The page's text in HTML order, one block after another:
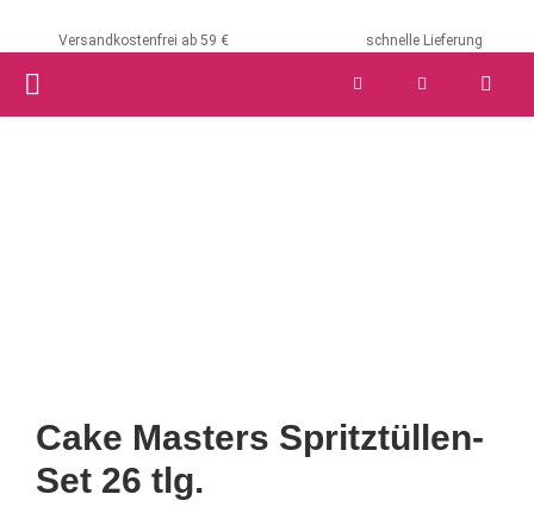
Versandkostenfrei ab 59 € schnelle Lieferung
PRIMARY
Cake Masters Spritztüllen-
Set 26 tlg.